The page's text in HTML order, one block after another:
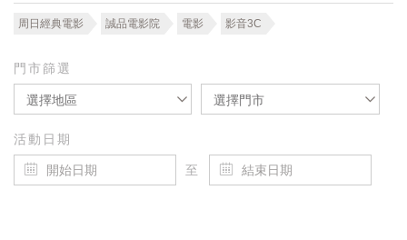
周日經典電影 誠品電影院 電影 影音3C
門市篩選
選擇地區 選擇門市
活動日期
至